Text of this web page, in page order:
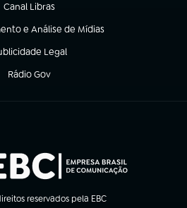
Canal Libras
(abre em nova aba)
e Análise de Mídias
aba)
Legal
em nova aba)
Rádio Gov
(abre em nova aba)
reservados pela EBC